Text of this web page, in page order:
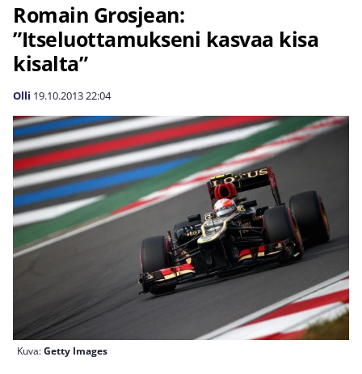
Romain Grosjean:
”Itseluottamukseni kasvaa kisa
kisalta”
Olli 19.10.201322:04
Kuva:Getty Images